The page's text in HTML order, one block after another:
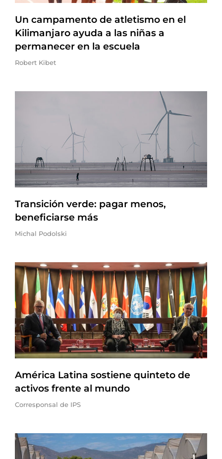
Un campamento de atletismo en el
Kilimanjaro ayuda a las niñas a
permanecer en la escuela
Robert Kibet
Transición verde: pagar menos,
beneficiarse más
Michal Podolski
América Latina sostiene quinteto de
activos frente al mundo
Corresponsal de IPS